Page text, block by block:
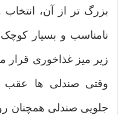
بزرگ تر از آن، انتخاب
نامناسب و بسیار
زیر میز غذاخوری قرار
وقتی صندلی ها عقب
جلویی صندلی همچنان